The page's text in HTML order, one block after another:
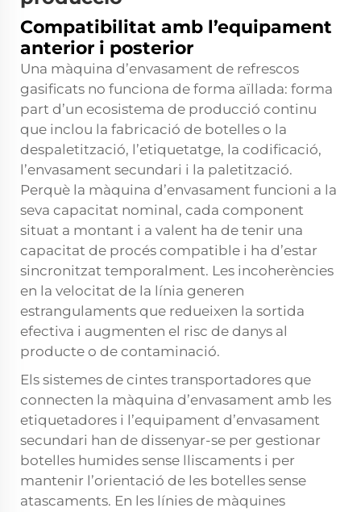
Compatibilitat amb l’equipament
anterior i posterior
Una màquina d’envasament de refrescos
gasificats no funciona de forma aïllada: forma
part d’un ecosistema de producció continu
que inclou la fabricació de botelles o la
despaletització, l’etiquetatge, la codificació,
l’envasament secundari i la paletització.
Perquè la màquina d’envasament funcioni a la
seva capacitat nominal, cada component
situat a montant i a valent ha de tenir una
capacitat de procés compatible i ha d’estar
sincronitzat temporalment. Les incoherències
en la velocitat de la línia generen
estrangulaments que redueixen la sortida
efectiva i augmenten el risc de danys al
producte o de contaminació.
Els sistemes de cintes transportadores que
connecten la màquina d’envasament amb les
etiquetadores i l’equipament d’envasament
secundari han de dissenyar-se per gestionar
botelles humides sense lliscaments i per
mantenir l’orientació de les botelles sense
atascaments. En les línies de màquines